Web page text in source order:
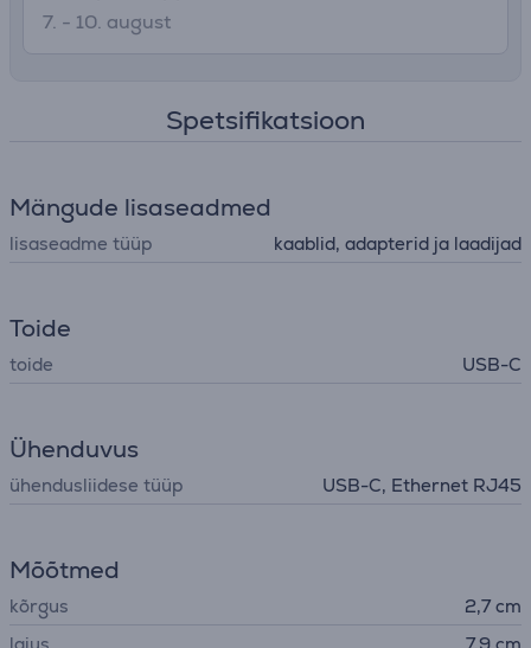
7. - 10. august
Spetsifikatsioon
Mängude lisaseadmed
lisaseadme tüüp kaablid, adapterid ja laadijad
Toide
toide USB-C
Ühenduvus
ühendusliidese tüüp USB-C, Ethernet RJ45
Mõõtmed
kõrgus
2,7 cm